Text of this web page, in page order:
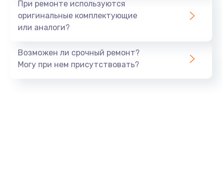
При ремонте используются
оригинальные комплектующие
или аналоги?
Возможен ли срочный ремонт?
Могу при нем присутствовать?